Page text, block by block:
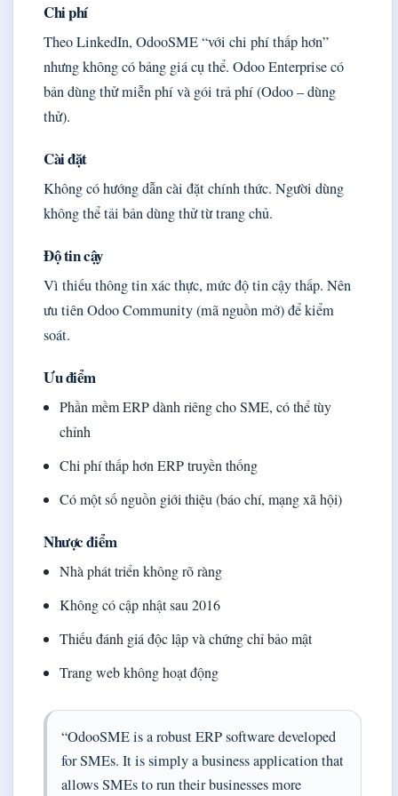
Chi phí
Theo LinkedIn, OdooSME “với chi phí thấp hơn”
nhưng không có bảng giá cụ thể. Odoo Enterprise có
bản dùng thử miễn phí và gói trả phí (Odoo – dùng
thử).
Cài đặt
Không có hướng dẫn cài đặt chính thức. Người dùng
không thể tải bản dùng thử từ trang chủ.
Độ tin cậy
Vì thiếu thông tin xác thực, mức độ tin cậy thấp. Nên
ưu tiên Odoo Community (mã nguồn mở) để kiểm
soát.
Ưu điểm
Phần mềm ERP dành riêng cho SME, có thể tùy
chỉnh
Chi phí thấp hơn ERP truyền thống
Có một số nguồn giới thiệu (báo chí, mạng xã hội)
Nhược điểm
Nhà phát triển không rõ ràng
Không có cập nhật sau 2016
Thiếu đánh giá độc lập và chứng chỉ bảo mật
Trang web không hoạt động
“OdooSME is a robust ERP software developed
for SMEs. It is simply a business application that
allows SMEs to run their businesses more